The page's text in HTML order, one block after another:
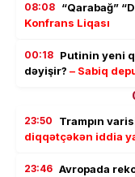
08:08 “Qarabağ”
Konfrans Liqası
00:18 Putinin yeni
dəyişir? – Sabiq
23:50 Trampın
diqqətçəkən iddia
23:46 Avropada